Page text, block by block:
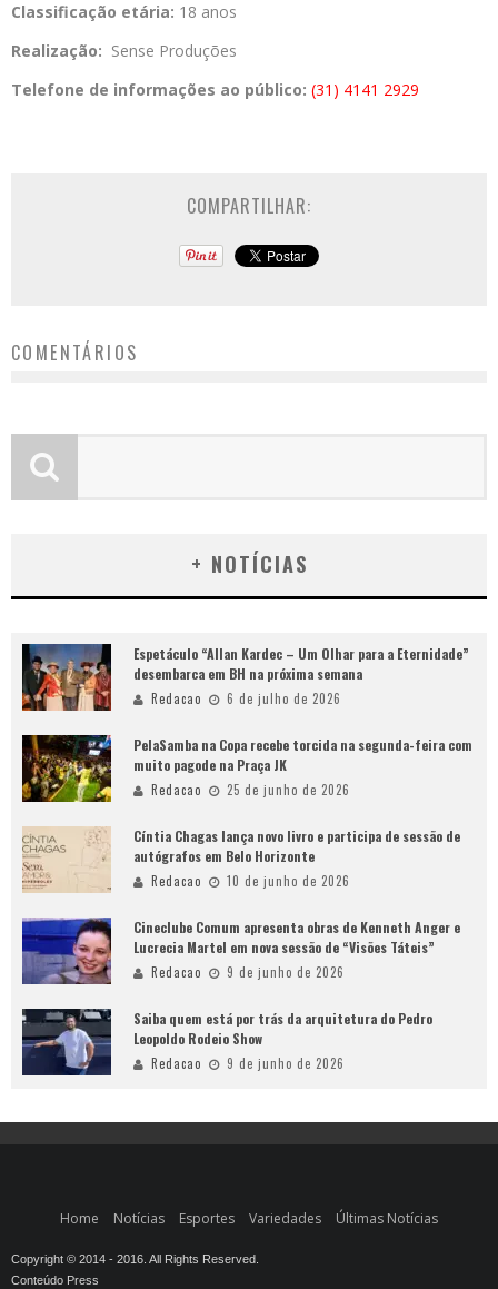
Classificação etária: 18 anos
Realização: Sense Produções
Telefone de informações ao público: (31) 4141 2929
COMPARTILHAR:
COMENTÁRIOS
+ NOTÍCIAS
Espetáculo “Allan Kardec – Um Olhar para a Eternidade”
desembarca em BH na próxima semana
Redacao 6 de julho de 2026
PelaSamba na Copa recebe torcida na segunda-feira com
muito pagode na Praça JK
Redacao 25 de junho de 2026
Cíntia Chagas lança novo livro e participa de sessão de
autógrafos em Belo Horizonte
Redacao 10 de junho de 2026
Cineclube Comum apresenta obras de Kenneth Anger e
Lucrecia Martel em nova sessão de “Visões Táteis”
Redacao 9 de junho de 2026
Saiba quem está por trás da arquitetura do Pedro
Leopoldo Rodeio Show
Redacao 9 de junho de 2026
Home Notícias Esportes Variedades Últimas Notícias
Copyright © 2014 - 2016. All Rights Reserved.
Conteúdo Press